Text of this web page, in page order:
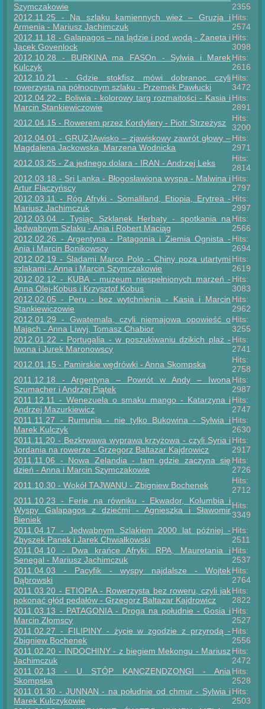
Szymczakowie
2355
2012.11.25 - Na szlaku kamiennych wież – Gruzja i
Armenia - Mariusz Jachimczuk
Hits:
2574
2012.11.18 - Galapagos – na lądzie i pod wodą - Żaneta i
Jacek Govenlock
Hits:
3098
2012.10.28 - BURKINA ma FASOn - Sylwia i Marek
Kulczyk
Hits:
2616
2012.10.21 - Gdzie stokfisz mówi dobranoc czyli
rowerzysta na północnym szlaku - Przemek Pawłucki
Hits:
3472
2012.04.22 - Boliwia - kolorowy targ rozmaitości - Kasia i
Marcin Stankiewiczowie
Hits:
2891
2012.04.15 - Rowerem przez Kordyliery - Piotr Strzeżysz
Hits:
3200
2012.04.01 - GRUZJAwisko – zjawiskowy zawrót głowy –
Magdalena Jackowska, Marzena Wodnicka
Hits:
2971
2012.03.25 - Za jednego dolara - IRAN - Andrzej Leks
Hits:
2814
2012.03.18 - Sri Lanka - Błogosławiona wyspa - Malwina i
Artur Flaczyńscy
Hits:
2797
2012.03.11 - Róg Afryki - Somaliland, Etiopia, Erytrea -
Mariusz Jachimczuk
Hits:
2997
2012.03.04 - Tysiąc Szklanek Herbaty - spotkania na
Jedwabnym Szlaku - Ania i Robert Maciąg
Hits:
2566
2012.02.26 - Argentyna - Patagonia i Ziemia Ognista -
Ania i Marcin Bonikowscy
Hits:
2694
2012.02.19 - Śladami Marco Polo - Chiny poza utartymi
szlakami - Anna i Marcin Szymczakowie
Hits:
2619
2012.02.12 - KUBA - muzeum niespełnionych marzeń -
Anna Olej-Kobus i Krzysztof Kobus
Hits:
3083
2012.02.05 - Peru - bez wytchnienia - Kasia i Marcin
Stankiewiczowie
Hits:
2962
2012.01.29 - Gwatemala, czyli niemajowa opowieść o
Majach - Anna Liwyj, Tomasz Chabior
Hits:
3255
2012.01.22 - Portugalia - w poszukiwaniu dzikich plaż -
Iwona i Jurek Maronowscy
Hits:
2741
2012.01.15 - Pamirskie wędrówki - Anna Skompska
Hits:
2758
2011.12.18 - Argentyna – Powrót w Andy – Iwona
Szumacher i Andrzej Piątek
Hits:
2987
2011.12.11 - Wenezuela o smaku mango - Katarzyna i
Andrzej Mazurkiewicz
Hits:
2747
2011.11.27 - Rumunia - nie tylko Bukowina - Sylwia i
Marek Kulczyk
Hits:
2630
2011.11.20 - Bezkrwawa wyprawa krzyżowa - czyli Syria i
Jordania na rowerze - Grzegorz Baltazar Kajdrowicz
Hits:
2917
2011.11.06 - Nowa Zelandia - tam gdzie zaczyna się
dzień - Anna i Marcin Szymczakowie
Hits:
2726
2011.10.30 - Wokół TAJWANU - Zbigniew Bochenek
Hits:
2712
2011.10.23 - Ferie na równiku - Ekwador, Kolumbia i
Wyspy Galapagos z dziećmi - Agnieszka i Sławomir
Bieniek
Hits:
3349
2011.04.17 - Jedwabnym Szlakiem 2000 lat później -
Zbyszek Panek i Jarek Chwiałkowski
Hits:
2511
2011.04.10 - Dwa krańce Afryki: RPA, Mauretania i
Senegal - Mariusz Jachimczuk
Hits:
2537
2011.04.03 - Pacyfik - wyspy najdalsze - Wojtek
Dąbrowski
Hits:
2764
2011.03.20 - ETIOPIA - Rowerzysta bez roweru, czyli jak
pokonać głód pedałów - Grzegorz Baltazar Kajdrowicz
Hits:
2822
2011.03.13 - PATAGONIA - Droga na południe - Gosia i
Marcin Złomscy
Hits:
2527
2011.02.27 - FILIPINY - życie w zgodzie z przyrodą -
Zbigniew Bochenek
Hits:
2556
2011.02.20 - INDOCHINY - z biegiem Mekongu - Mariusz
Jachimczuk
Hits:
2472
2011.02.13 - U STÓP KANCZENDZONGI - Ania
Skompska
Hits:
2528
2011.01.30 - JUNNAN - na południe od chmur - Sylwia i
Marek Kulczykowie
Hits:
2503